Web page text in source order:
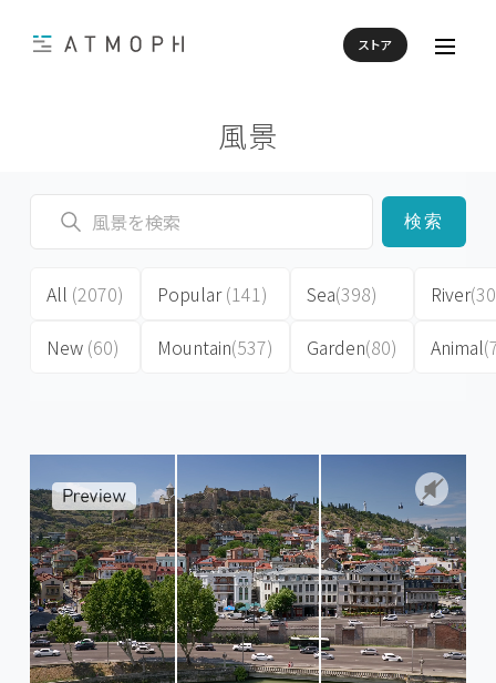
ストア
風景
検索
All (2070)
New (60)
Popular(141)
Mountain(537)
Sea(398)
Garden(80)
River
Animal